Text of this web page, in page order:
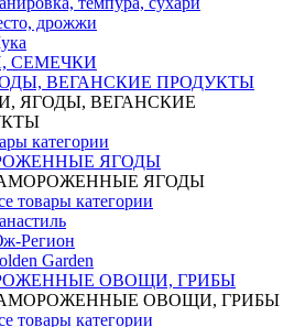
дрожжи
СЕМЕЧКИ
ВЕГАНСКИЕ ПРОДУКТЫ
ЯГОДЫ, ВЕГАНСКИЕ
категории
ЯГОДЫ
ЯГОДЫ
товары категории
Регион
Garden
ОВОЩИ, ГРИБЫ
ОВОЩИ, ГРИБЫ
товары категории